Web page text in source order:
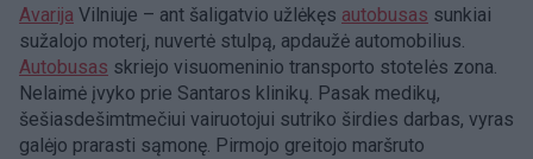
Avarija Vilniuje – ant šaligatvio užlėkęs autobusas sunkiai
sužalojo moterį, nuvertė stulpą, apdaužė automobilius.
Autobusas skriejo visuomeninio transporto stotelės zona.
Nelaimė įvyko prie Santaros klinikų. Pasak medikų,
šešiasdešimtmečiui vairuotojui sutriko širdies darbas, vyras
galėjo prarasti sąmonę. Pirmojo greitojo maršruto